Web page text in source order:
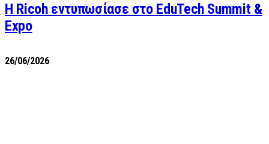
Η Ricoh εντυπωσίασε στο EduTech Summit &
Expo
26/06/2026